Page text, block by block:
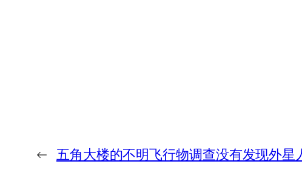
← 五角大楼的不明飞行物调查没有发现外星